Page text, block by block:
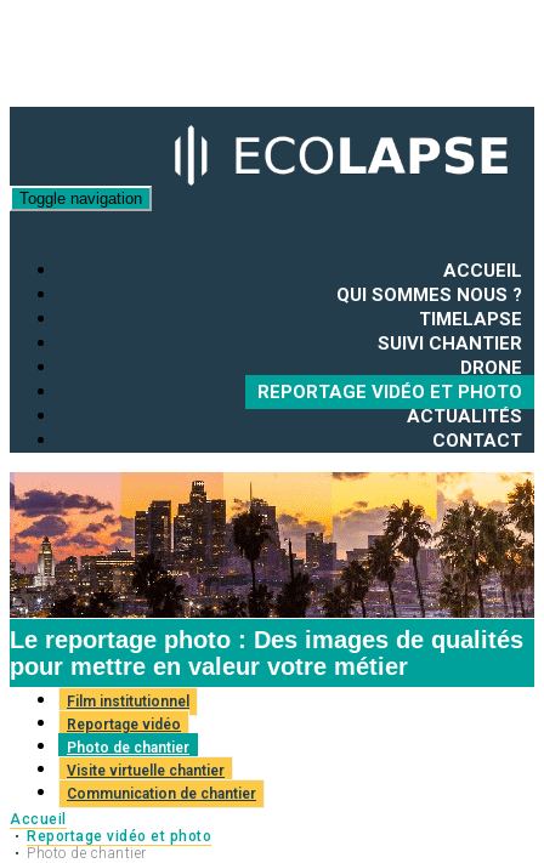
Toggle navigation
ACCUEIL
QUI SOMMES NOUS ?
TIMELAPSE
SUIVI CHANTIER
DRONE
REPORTAGE VIDÉO ET PHOTO
ACTUALITÉS
CONTACT
Le reportage photo : Des images de qualités
pour mettre en valeur votre métier
Film institutionnel
Reportage vidéo
Photo de chantier
Visite virtuelle chantier
Communication de chantier
Accueil
Reportage vidéo et photo
Photo de chantier